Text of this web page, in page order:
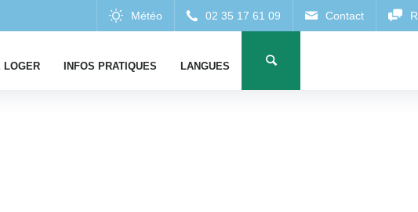
LOGER INFOS PRATIQUES LANGUES